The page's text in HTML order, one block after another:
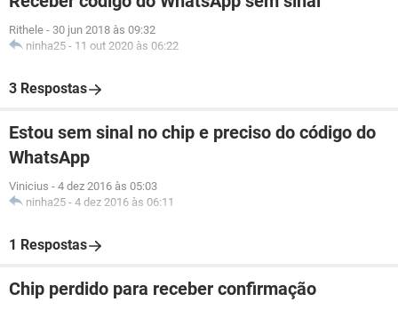
Rithele - 30 jun 2018 às 09:32
ninha25 - 11 out 2020 às 06:22
3 Respostas
Estou sem sinal no chip e preciso do código do
WhatsApp
Vinicius - 4 dez 2016 às 05:03
ninha25 - 4 dez 2016 às 06:11
1 Respostas
Chip perdido para receber confirmação